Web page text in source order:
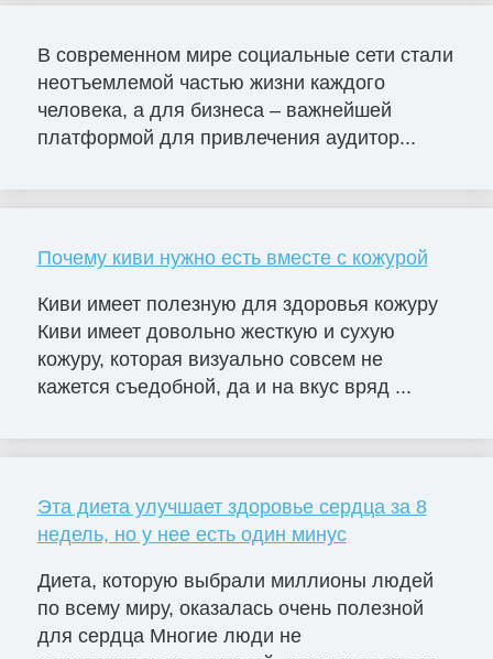
В современном мире социальные сети стали
неотъемлемой частью жизни каждого
человека, а для бизнеса – важнейшей
платформой для привлечения аудитор...
Почему киви нужно есть вместе с кожурой
Киви имеет полезную для здоровья кожуру
Киви имеет довольно жесткую и сухую
кожуру, которая визуально совсем не
кажется съедобной, да и на вкус вряд ...
Эта диета улучшает здоровье сердца за 8
недель, но у нее есть один минус
Диета, которую выбрали миллионы людей
по всему миру, оказалась очень полезной
для сердца Многие люди не